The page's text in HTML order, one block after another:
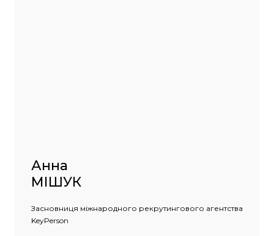
Анна
МІШУК
Засновниця міжнародного рекрутингового агентства
KeyPerson